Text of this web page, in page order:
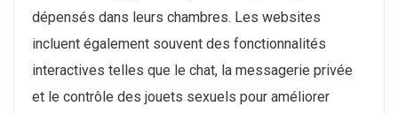
dépensés dans leurs chambres. Les websites
incluent également souvent des fonctionnalités
interactives telles que le chat, la messagerie privée
et le contrôle des jouets sexuels pour améliorer